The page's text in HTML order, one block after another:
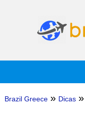
Brazil Greece » Dicas »